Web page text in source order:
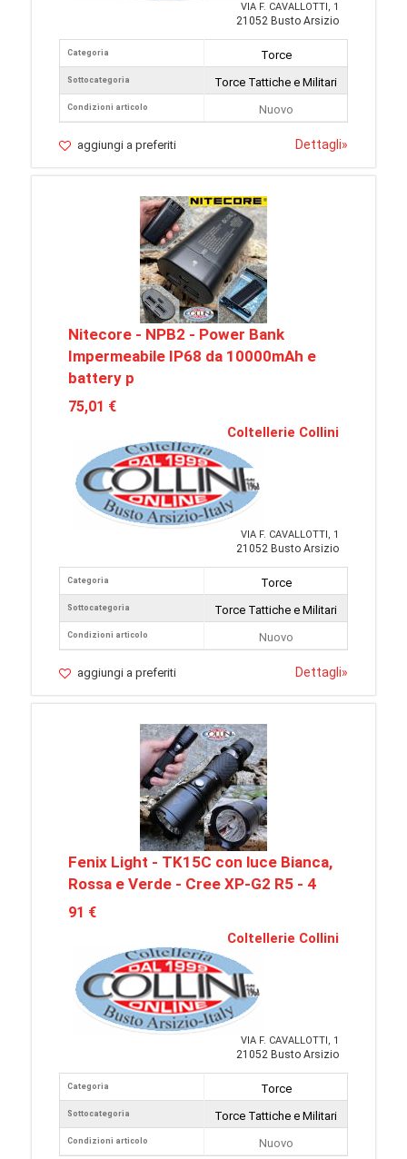
VIA F. CAVALLOTTI, 1
21052 Busto Arsizio
Categoria
Sottocategoria
Condizioni articolo
Torce
Torce Tattiche e Militari
Nuovo
aggiungi a preferiti Dettagli»
Nitecore - NPB2 - Power Bank
Impermeabile IP68 da 10000mAh e
battery p
75,01 €
Coltellerie Collini
VIA F. CAVALLOTTI, 1
21052 Busto Arsizio
Categoria
Sottocategoria
Condizioni articolo
Torce
Torce Tattiche e Militari
Nuovo
aggiungi a preferiti Dettagli»
Fenix Light - TK15C con luce Bianca,
Rossa e Verde - Cree XP-G2 R5 - 4
91 €
Coltellerie Collini
VIA F. CAVALLOTTI, 1
21052 Busto Arsizio
Categoria
Sottocategoria
Condizioni articolo
Torce
Torce Tattiche e Militari
Nuovo